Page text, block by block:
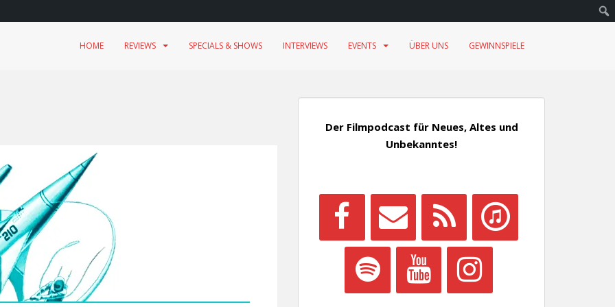
HOME REVIEWS SPECIALS & SHOWS INTERVIEWS EVENTS ÜBER UNS GEWINNSPIELE
Der Filmpodcast für Neues, Altes und
Unbekanntes!